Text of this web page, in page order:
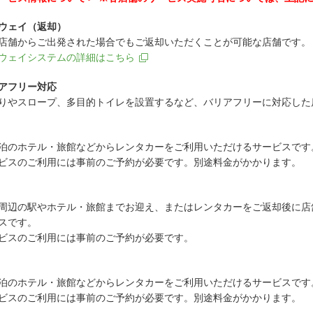
ェイ（返却）
舗からご出発された場合でもご返却いただくことが可能な店舗です。
ェイシステムの詳細はこちら
フリー対応
やスロープ、多目的トイレを設置するなど、バリアフリーに対応した
のホテル・旅館などからレンタカーをご利用いただけるサービスです
スのご利用には事前のご予約が必要です。別途料金がかかります。
辺の駅やホテル・旅館までお迎え、またはレンタカーをご返却後に
です。
スのご利用には事前のご予約が必要です。
のホテル・旅館などからレンタカーをご利用いただけるサービスです
スのご利用には事前のご予約が必要です。別途料金がかかります。